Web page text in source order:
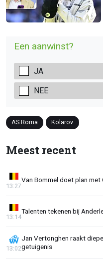
Een aanwinst?
JA
NEE
AS Roma Kolarov
Meest recent
Van Bommel doet plan
13:27
Talenten tekenen bij
13:14
Jan Vertonghen raakt
getuigenis
13:02